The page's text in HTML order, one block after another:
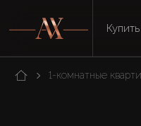
Купить
1-комнатные